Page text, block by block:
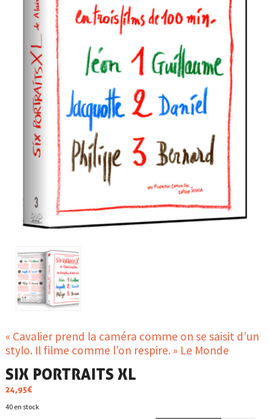
« Cavalier prend la caméra comme on se saisit d’un
stylo. Il filme comme l’on respire. » Le Monde
SIX PORTRAITS XL
24,95€
40 en stock